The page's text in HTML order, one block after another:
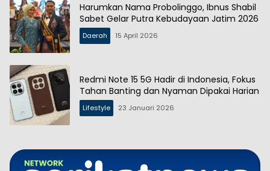
Harumkan Nama Probolinggo, Ibnus Shabil
Sabet Gelar Putra Kebudayaan Jatim 2026
Daerah 15 April 2026
Redmi Note 15 5G Hadir di Indonesia, Fokus
Tahan Banting dan Nyaman Dipakai Harian
Lifestyle 23 Januari 2026